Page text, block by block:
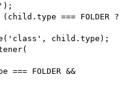
);
=== FOLDER ?
'class' , child.type);
FOLDER &&